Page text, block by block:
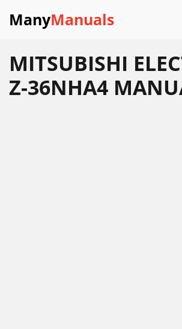
ManyManuals
MITSUBISHI
Z-36NHA4